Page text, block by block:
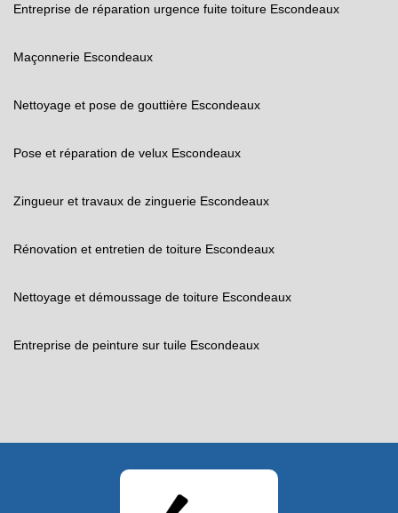
Entreprise de réparation urgence fuite toiture Escondeaux
Maçonnerie Escondeaux
Nettoyage et pose de gouttière Escondeaux
Pose et réparation de velux Escondeaux
Zingueur et travaux de zinguerie Escondeaux
Rénovation et entretien de toiture Escondeaux
Nettoyage et démoussage de toiture Escondeaux
Entreprise de peinture sur tuile Escondeaux